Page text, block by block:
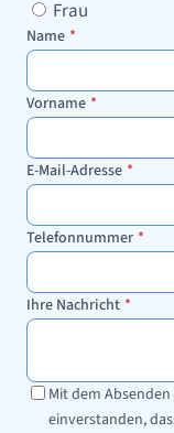
Frau
Name *
Vorname *
E-Mail-Adresse *
Telefonnummer *
Ihre Nachricht *
Mit dem
einverstanden,